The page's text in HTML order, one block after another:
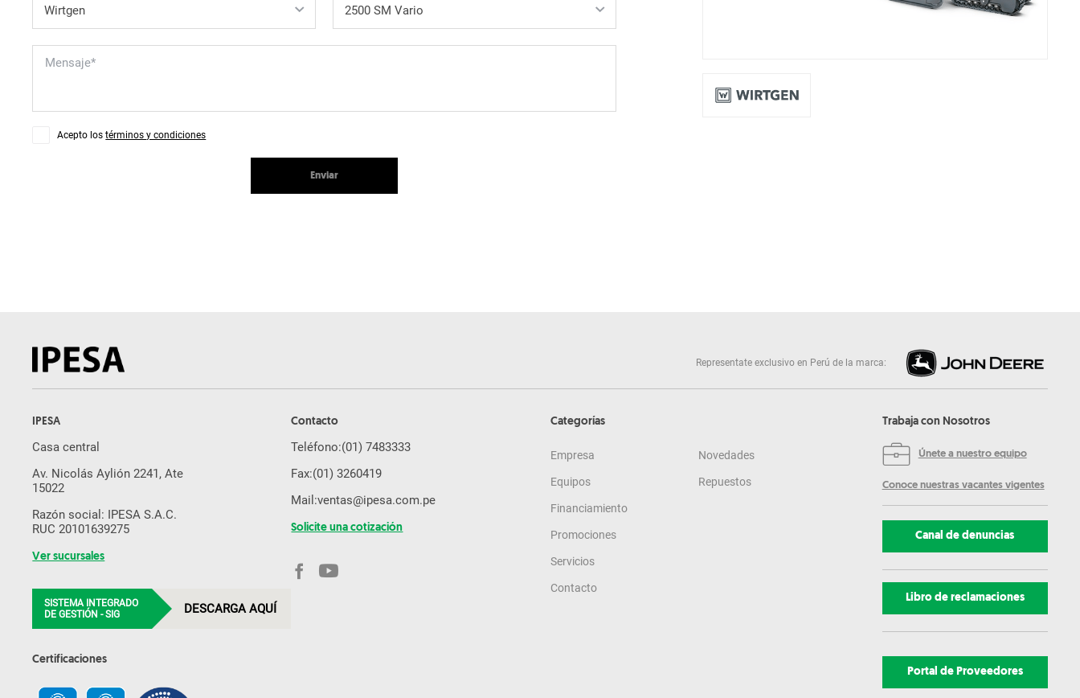
Acepto lostérminos y condiciones
Enviar
Representate exclusivo en Perú de la marca:
IPESA
Casa central
Av. Nicolás Aylión 2241, Ate
15022
Razón social: IPESA S.A.C.
RUC 20101639275
Ver sucursales
SISTEMA INTEGRADO
DE GESTIÓN - SIG
DESCARGA AQUÍ
Certificaciones
Contacto
Teléfono:(01) 7483333
Fax:(01) 3260419
Mail:ventas@ipesa.com.pe
Solicite una cotización
Categorías
Empresa
Equipos
Financiamiento
Promociones
Servicios
Contacto
Novedades
Repuestos
Trabaja con Nosotros
Únete a nuestro equipo
Conoce nuestras vacantes vigentes
Canal de denuncias
Libro de reclamaciones
Portal de Proveedores